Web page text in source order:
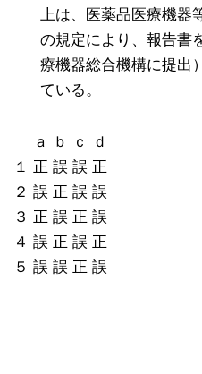
上は、医薬品医療機器
の規定により、報告書
療機器総合機構に提出
ている。
ａ ｂ ｃ ｄ
１ 正 誤 誤 正
２ 誤 正 誤 誤
３ 正 誤 正 誤
４ 誤 正 誤 正
５ 誤 誤 正 誤